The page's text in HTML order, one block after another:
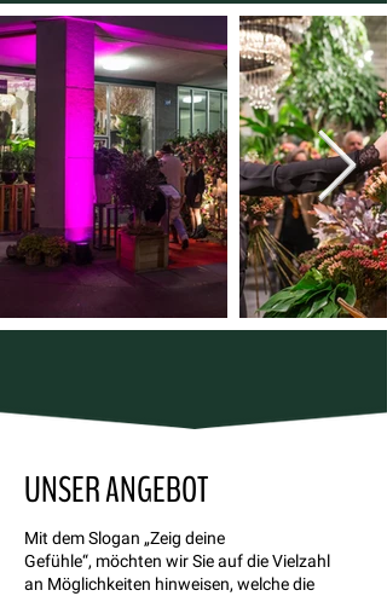
UNSER ANGEBOT
Mit dem Slogan „Zeig deine
Gefühle“, möchten wir Sie auf die Vielzahl
an Möglichkeiten hinweisen, welche die